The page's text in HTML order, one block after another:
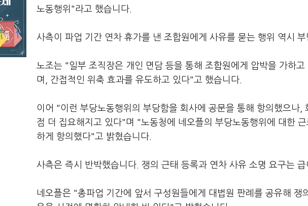
노동행위"라고 했습니다.
사측이 파업 기간 연차 휴가를 낸 조합원에게 사유를 묻는 행위 역시
노조는 "일부 조직장은 개인 면담 등을 통해 조합원에게 압박을 가하
며, 간접적인 위축 효과를 유도하고 있다"고 했습니다.
이어 "이런 부당노동행위의 부당함을 회사에 공문을 통해 항의했으나,
점 더 집요해지고 있다"며 "노동청에 네오플의 부당노동행위에 대한
하게 항의했다"고 밝혔습니다.
사측은 즉시 반박했습니다. 쟁의 근태 등록과 연차 사유 소명 요구는
네오플은 "총파업 기간에 앞서 구성원들에게 대법원 판례를 공유해 쟁